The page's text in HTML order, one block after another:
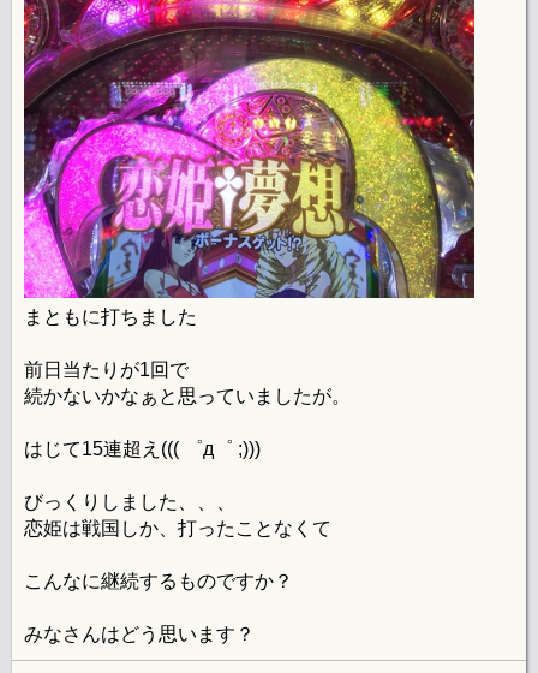
まともに打ちました
前日当たりが1回で
続かないかなぁと思っていましたが。
はじて15連超え((( ゜д゜ ;)))
びっくりしました、、、
恋姫は戦国しか、打ったことなくて
こんなに継続するものですか？
みなさんはどう思います？